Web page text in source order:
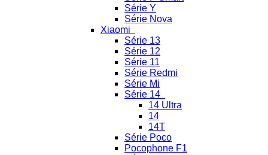
Série Y
Série Nova
Xiaomi
Série 13
Série 12
Série 11
Série Redmi
Série Mi
Série 14
14 Ultra
14
14T
Série Poco
Pocophone F1